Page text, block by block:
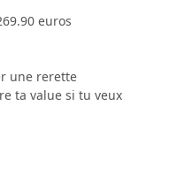
euros
une rerette
ta value si tu veux